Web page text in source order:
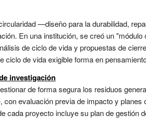
—diseño para la durabilidad,
En una institución, se creó un
de ciclo de vida y propuestas de
ciclo de vida exigible forma en
investigación
de forma segura los residuos
evaluación previa de impacto y
cada proyecto incluye su plan de gestión